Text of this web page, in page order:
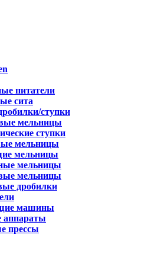
питатели
сита
ступки
мельницы
ступки
мельницы
мельницы
мельницы
мельницы
дробилки
машины
прессы